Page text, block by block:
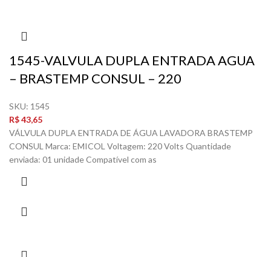
1545-VALVULA DUPLA ENTRADA AGUA
– BRASTEMP CONSUL – 220
SKU: 1545
R$43,65
VÁLVULA DUPLA ENTRADA DE ÁGUA LAVADORA BRASTEMP
CONSUL Marca: EMICOL Voltagem: 220 Volts Quantidade
enviada: 01 unidade Compatível com as